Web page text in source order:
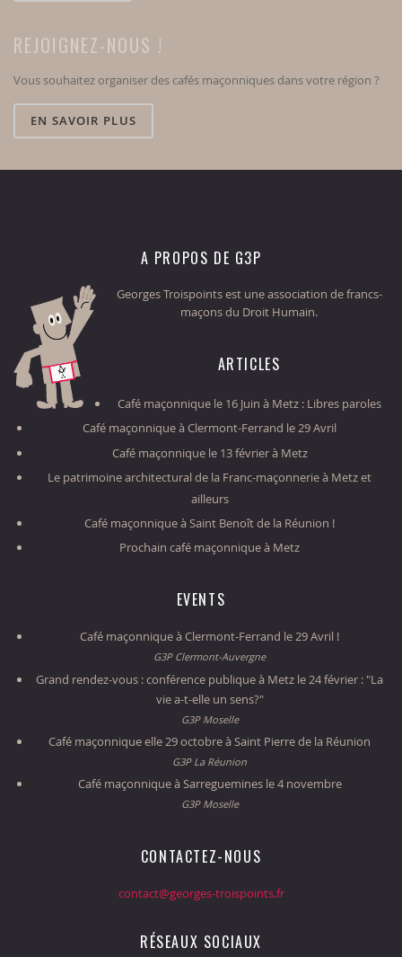
REJOIGNEZ-NOUS !
Vous souhaitez organiser des cafés maçonniques dans votre région ?
EN SAVOIR PLUS
A PROPOS DE G3P
Georges Troispoints est une association de francs-
maçons du Droit Humain.
ARTICLES
Café maçonnique le 16 Juin à Metz : Libres paroles
Café maçonnique à Clermont-Ferrand le 29 Avril
Café maçonnique le 13 février à Metz
Le patrimoine architectural de la Franc-maçonnerie à Metz et
ailleurs
Café maçonnique à Saint Benoît de la Réunion !
Prochain café maçonnique à Metz
EVENTS
Café maçonnique à Clermont-Ferrand le 29 Avril !
G3P Clermont-Auvergne
Grand rendez-vous : conférence publique à Metz le 24 février : "La
vie a-t-elle un sens?"
G3P Moselle
Café maçonnique elle 29 octobre à Saint Pierre de la Réunion
G3P La Réunion
Café maçonnique à Sarreguemines le 4 novembre
G3P Moselle
CONTACTEZ-NOUS
contact@georges-troispoints.fr
RÉSEAUX SOCIAUX